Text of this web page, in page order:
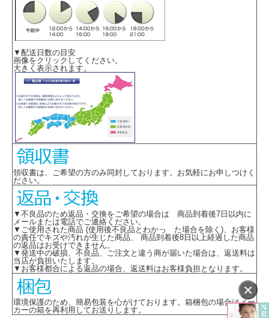
×
▼配送日数の目安
画像をクリックしてください。
大きく表示されます。
領収書は、ご希望の方のみ同封しております。お気軽にお申しつけく
ださい。
▼不良品のため返品・交換をご希望の場合は 商品到着後7日以内に
メールまたは電話でご連絡ください。
▼ご使用された商品 (使用後不良品とわかっ た場合を除く)、お客様
の責任でキズや汚れが生じた商品、 商品到着後8日以上経過した商品
の返品はお受けできません。
▼発送中の破損、不良品、ご注文と違う商が届いた場合は、返送料は
当店が負担いたします。
▼お客様都合による返品の場合、返送料はお客様負担となります。
環境保護のため、簡易包装を心がけております。箱梱包の場合はメー
カーの箱を再利用してお送りします。